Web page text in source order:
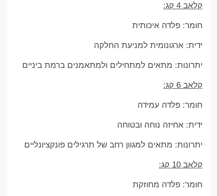
קלאב 4 קג:
חומר: פלדה איכותית
ידית: ארגונומית למניעת החלקה
יתרונות: מתאים למתחילים ולמתאמנים ברמת ביניים
קלאב 6 קג:
חומר: פלדה עמידה
ידית: אחיזה נוחה ובטוחה
יתרונות: מתאים למגוון רחב של תרגילים פונקציונליים
קלאב 10 קג:
חומר: פלדה מחוזקת